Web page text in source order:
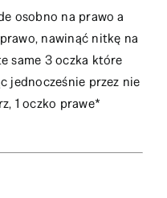
osobno na prawo a
nawinąć nitkę na
same 3 oczka które
jednocześnie przez nie
1 oczko prawe*